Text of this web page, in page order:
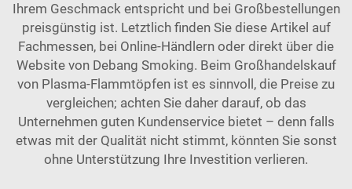
Ihrem Geschmack entspricht und bei Großbestellungen
preisgünstig ist. Letztlich finden Sie diese Artikel auf
Fachmessen, bei Online-Händlern oder direkt über die
Website von Debang Smoking. Beim Großhandelskauf
von Plasma-Flammtöpfen ist es sinnvoll, die Preise zu
vergleichen; achten Sie daher darauf, ob das
Unternehmen guten Kundenservice bietet – denn falls
etwas mit der Qualität nicht stimmt, könnten Sie sonst
ohne Unterstützung Ihre Investition verlieren.